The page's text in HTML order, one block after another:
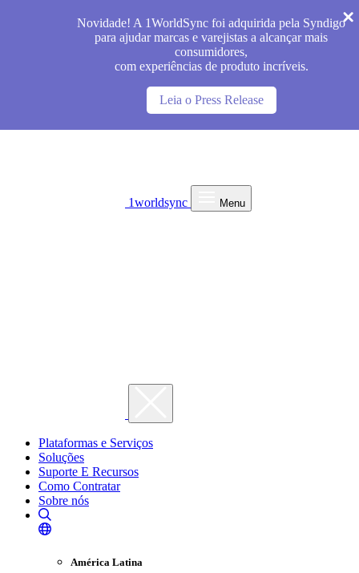
Novidade! A 1WorldSync foi adquirida pela Syndigo
para ajudar marcas e varejistas a alcançar mais
consumidores,
com experiências de produto incríveis.
Leia o Press Release
1worldsync Menu
Plataformas e Serviços
Soluções
Suporte E Recursos
Como Contratar
Sobre nós
América Latina